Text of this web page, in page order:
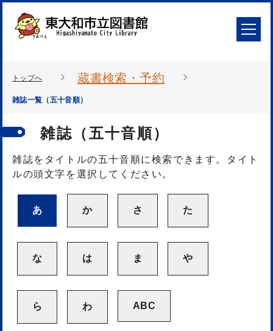
トップへ 蔵書検索・予約
雑誌一覧（五十音順）
雑誌（五十音順）
雑誌をタイトルの五十音順に検索できます。タイト
ルの頭文字を選択してください。